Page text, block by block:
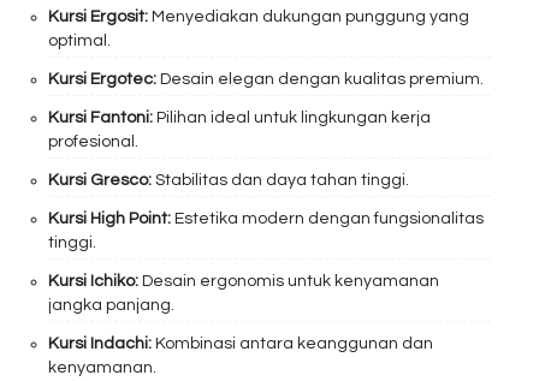
Kursi Ergosit: Menyediakan dukungan punggung yang
optimal.
Kursi Ergotec: Desain elegan dengan kualitas premium.
Kursi Fantoni: Pilihan ideal untuk lingkungan kerja
profesional.
Kursi Gresco: Stabilitas dan daya tahan tinggi.
Kursi High Point: Estetika modern dengan fungsionalitas
tinggi.
Kursi Ichiko: Desain ergonomis untuk kenyamanan
jangka panjang.
Kursi Indachi: Kombinasi antara keanggunan dan
kenyamanan.